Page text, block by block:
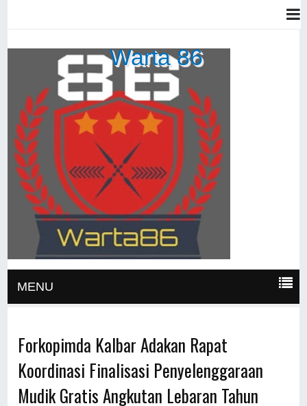
Warta 86
MENU
Forkopimda Kalbar Adakan Rapat
Koordinasi Finalisasi Penyelenggaraan
Mudik Gratis Angkutan Lebaran Tahun